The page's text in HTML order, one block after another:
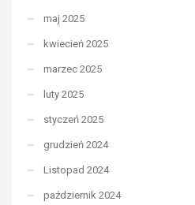
maj 2025
kwiecień 2025
marzec 2025
luty 2025
styczeń 2025
grudzień 2024
Listopad 2024
październik 2024